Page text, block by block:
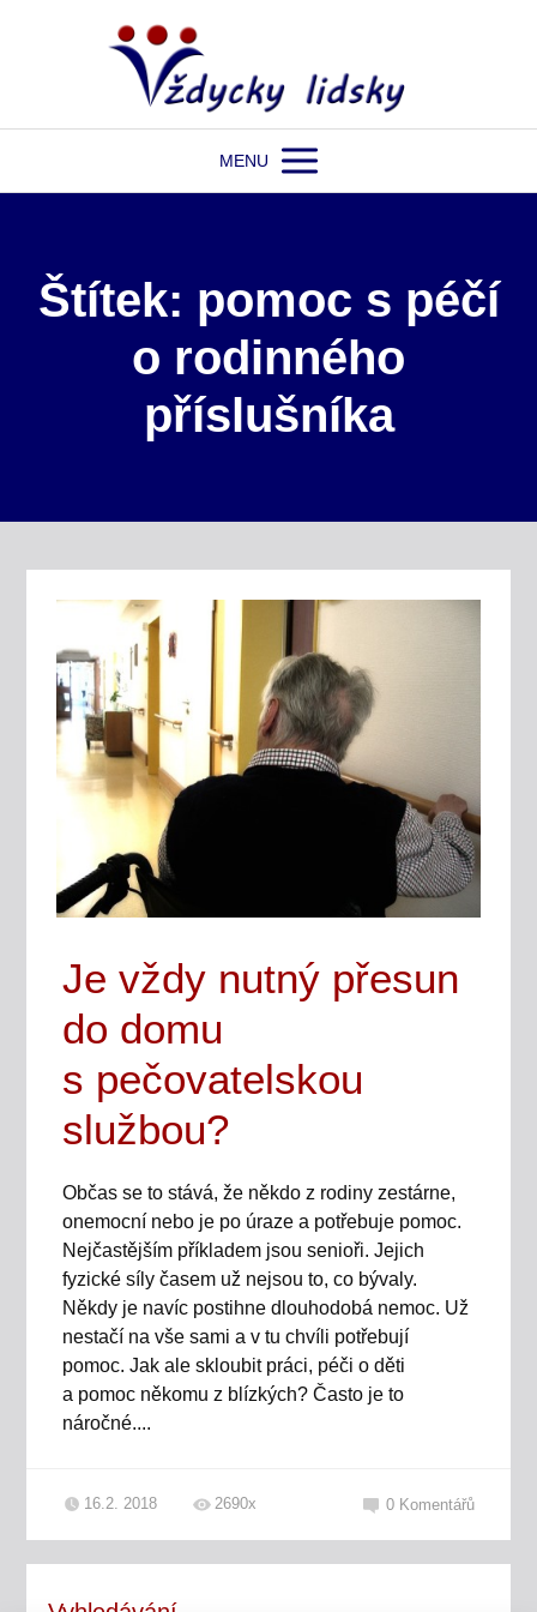
MENU
Štítek: pomoc s péčí
o rodinného
příslušníka
Je vždy nutný přesun
do domu
s pečovatelskou
službou?
Občas se to stává, že někdo z rodiny zestárne,
onemocní nebo je po úraze a potřebuje pomoc.
Nejčastějším příkladem jsou senioři. Jejich
fyzické síly časem už nejsou to, co bývaly.
Někdy je navíc postihne dlouhodobá nemoc. Už
nestačí na vše sami a v tu chvíli potřebují
pomoc. Jak ale skloubit práci, péči o děti
a pomoc někomu z blízkých? Často je to
náročné....
16.2. 2018 2690x 0 Komentářů